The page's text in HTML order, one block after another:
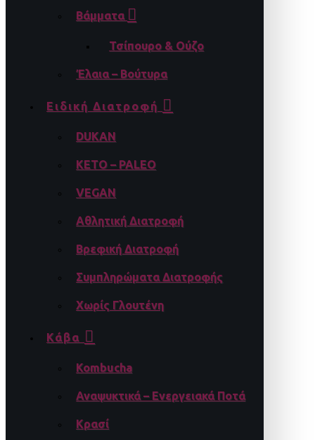
Βάμματα
Τσίπουρο & Ούζο
Έλαια – Βούτυρα
Ειδική Διατροφή
DUKAN
KETO – PALEO
VEGAN
Αθλητική Διατροφή
Βρεφική Διατροφή
Συμπληρώματα Διατροφής
Χωρίς Γλουτένη
Κάβα
Kombucha
Αναψυκτικά – Ενεργειακά Ποτά
Κρασί